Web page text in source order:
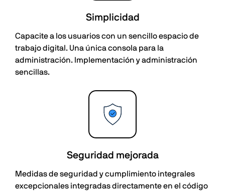
Simplicidad
Capacite a los usuarios con un sencillo espacio de
trabajo digital. Una única consola para la
administración. Implementación y administración
sencillas.
Seguridad mejorada
Medidas de seguridad y cumplimiento integrales
excepcionales integradas directamente en el código